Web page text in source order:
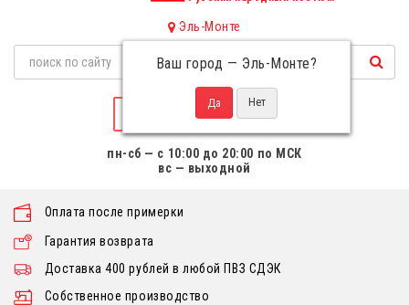
Эль-Монте
Ваш город — Эль-Монте?
НАПИСАТЬ НАМ
пн-сб — с 10:00 до 20:00 по МСК
вс — выходной
Собственное производство
Оплата после примерки
Гарантия возврата
Доставка 400 рублей в любой ПВЗ СДЭК